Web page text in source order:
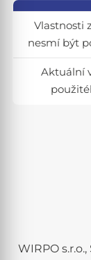
Vlastnosti
nesmí být
Aktuální
WIRPO